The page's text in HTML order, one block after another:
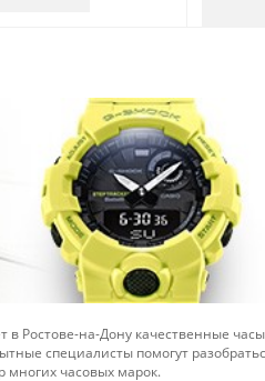
Ростове-на-Дону качественные
специалисты помогут
часовых марок.